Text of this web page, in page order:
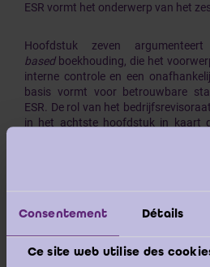
Consentement Détails
Ce site web utilise des
ESR vormt het onderwerp van het
Hoofdstuk zeven
basedboekhouding, die het
interne controle en een
basis vormt voor betrouwbare
ESR. De rol van het
in het achtste hoofdstuk in kaart
Een epiloog van de Voorzitter
uitdagingen en opportuniteiten voor
van het ESR-verhaal nader worden